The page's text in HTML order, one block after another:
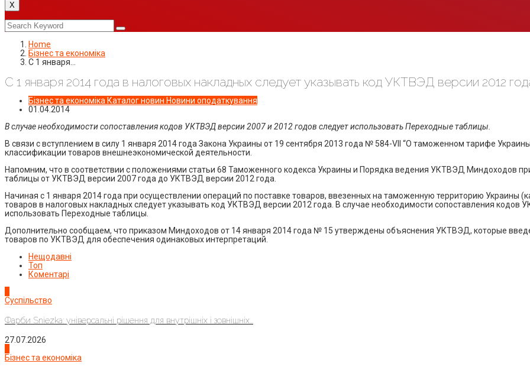
X
Home
Бізнес та економіка
С 1 января…
С 1 января 2014 года в налоговых накладных следует указывать код УКТВЭД версии 2012
Бізнес та економіка Каталог новин Новини оподаткування
01.04.2014
В случае необходимости сопоставления кодов УКТВЭД версии 2007 и 2012 годов следует использовать Переходные таблицы.
В связи с вступлением в силу 1 января 2014 года Закона Украины от 19 сентября 2013 года № 584-VII “О таможенном тарифе
классификации товаров внешнеэкономической деятельности.
Напомним, что в соответствии с положениями статьи 68 Таможенного кодекса Украины и Порядка ведения УКТВЭД Миндоходов
таблицы от УКТВЭД версии 2007 года до УКТВЭД версии 2012 года.
Начиная с 1 января 2014 года при осуществлении операций по поставке товаров, ввезенных на таможенную территорию Украины
товаров в налоговых накладных следует указывать код УКТВЭД версии 2012 года. В случае необходимости сопоставления
использовать Переходные таблицы.
Дополнительно сообщаем, что приказом Миндоходов от 14 января 2014 года № 15 утверждены объяснения УКТВЭД, которые
товаров по УКТВЭД для обеспечения одинаковых интерпретаций.
Нещодавні
Топ
Коментарі
Суспільство
Фарби Sniezka: універсальні рішення для внутрішніх і зовнішніх...
27.07.2026
Бізнес та економіка